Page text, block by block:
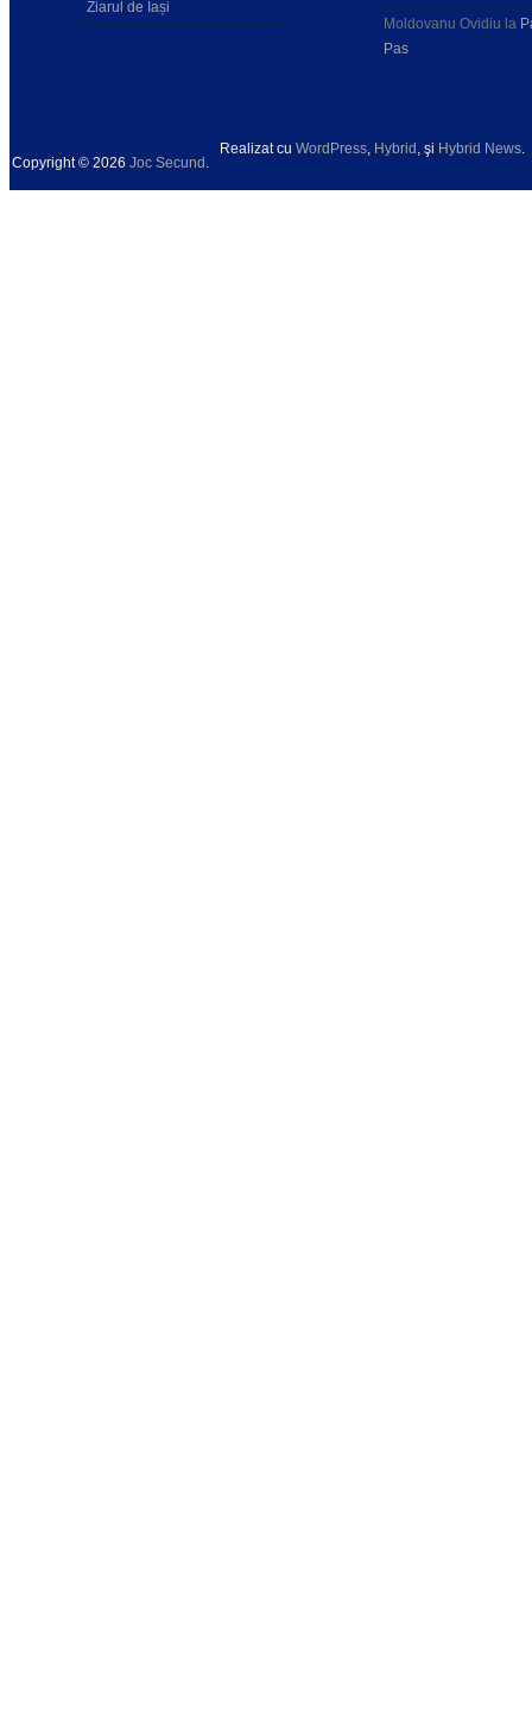
Ziarul de Iași
Moldovanu Ovidiu la
Pas
Copyright © 2026 Joc Secund
Realizat cu WordPress Hybrid , şi Hybrid News